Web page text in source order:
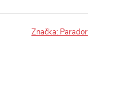
Značka: Parador